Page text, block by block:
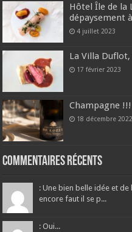
Hôtel Île de la
dépaysement
4 juillet 2023
La Villa
17 février 2023
Champagne !!!
18 décembre 2022
Commentaires récents
: Une bien belle idée et
encore faut il se p...
: Oui...